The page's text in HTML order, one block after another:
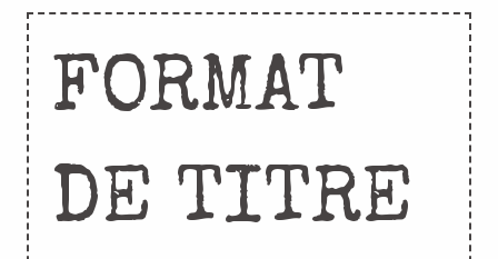
FORMAT
DE TITRE